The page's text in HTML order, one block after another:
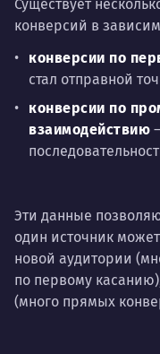
Существует
конверсий в
конверсии по
стал отправной
конверсии по
взаимодействию
Эти данные
один источник
новой аудитории
по первому
(много прямых